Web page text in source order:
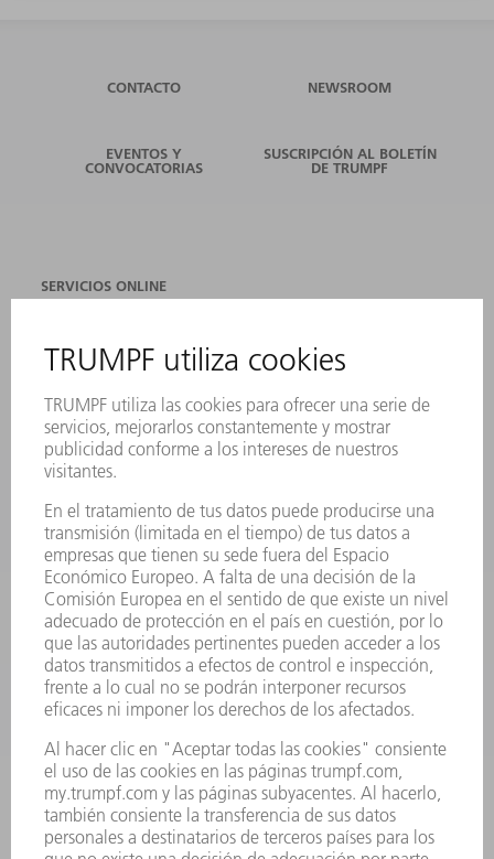
CONTACTO NEWSROOM
EVENTOS Y
CONVOCATORIAS
SUSCRIPCIÓN AL BOLETÍN
DE TRUMPF
SERVICIOS ONLINE
EVENTOS Y CONVOCATORIAS
REGISTRO PARA EL BOLETÍN INFORMATIVO
FICHAS TÉCNICAS DE SEGURIDAD
PRODUCTOS
MÁQUINAS Y SISTEMAS
LÁSER
HERRAMIENTAS PORTÁTILES
FÁBRICA INTELIGENTE
SOFTWARE
SERVICIOS
APLICACIONES
SECTORES
EMPRESA
CARRERA PROFESIONAL
OFERTAS DE TRABAJO
PERFIL DE LA EMPRESA
INFORME ANUAL
PRINCIPIOS CORPORATIVOS
CUMPLIMIENTO
SISTEMA DE INFORMADORES
SEGURIDAD